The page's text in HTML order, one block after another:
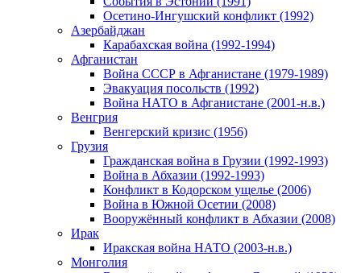
Осетино-Ингушский конфликт (1992)
Азербайджан
Карабахская война (1992-1994)
Афганистан
Война СССР в Афганистане (1979-1989)
Эвакуация посольств (1992)
Война НАТО в Афганистане (2001-н.в.)
Венгрия
Венгерский кризис (1956)
Грузия
Гражданская война в Грузии (1992-1993)
Война в Абхазии (1992-1993)
Конфликт в Кодорском ущелье (2006)
Война в Южной Осетии (2008)
Вооружённый конфликт в Абхазии (2008)
Ирак
Иракская война НАТО (2003-н.в.)
Монголия